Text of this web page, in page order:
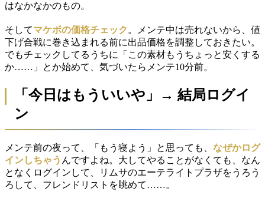
はなかなかのもの。
そしてマケボの価格チェック 。メンテ中は売れないから、値
下げ合戦に巻き込まれる前に出品価格を調整しておきたい。
でもチェックしてるうちに「この素材もうちょっと安くする
か……」とか始めて、気づいたらメンテ10分前。
「今日はもういいや」→ 結局ログイ
ン
メンテ前の夜って、「もう寝よう」と思っても、 なぜかログ
インしちゃう んですよね。大してやることがなくても、なん
となくログインして、リムサのエーテライトプラザをうろう
ろして、フレンドリストを眺めて……。